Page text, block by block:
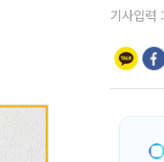
기사입력 :